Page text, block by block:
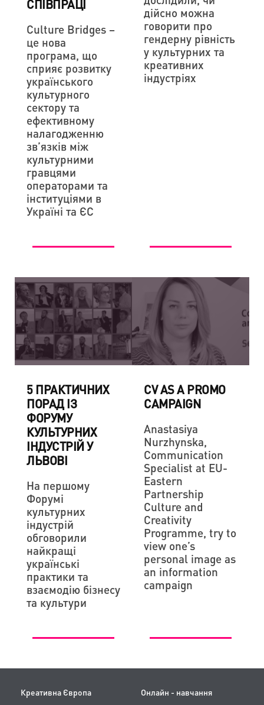
СПІВПРАЦІ
Culture Bridges –
це нова
програма, що
сприяє розвитку
українського
культурного
сектору та
ефективному
налагодженню
зв’язків між
культурними
гравцями
операторами та
інституціями в
Україні та ЄС
дійсно можна
говорити про
гендерну рівність
у культурних та
креативних
індустріях
5 ПРАКТИЧНИХ
ПОРАД ІЗ
ФОРУМУ
КУЛЬТУРНИХ
ІНДУСТРІЙ У
ЛЬВОВІ
На першому
Форумі
культурних
індустрій
обговорили
найкращі
українські
практики та
взаємодію бізнесу
та культури
CV AS A PROMO
CAMPAIGN
Anastasiya
Nurzhynska,
Communication
Specialist at EU-
Eastern
Partnership
Culture and
Creativity
Programme, try to
view one’s
personal image as
an information
campaign
Креативна Європа
Онлайн - навчання